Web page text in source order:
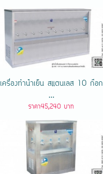
เครื่องทําน้ําเย็น สแตนเลส 10 ก๊อก
...
ราคา45,240 บาท